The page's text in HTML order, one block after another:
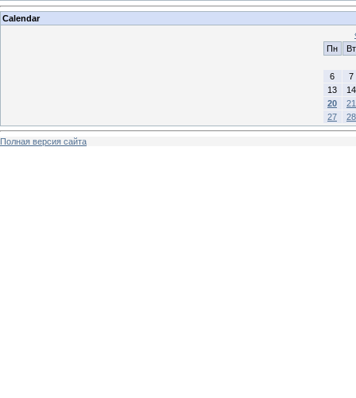
Calendar
Пн
Вт
6
7
13
14
20
21
27
28
Полная версия сайта